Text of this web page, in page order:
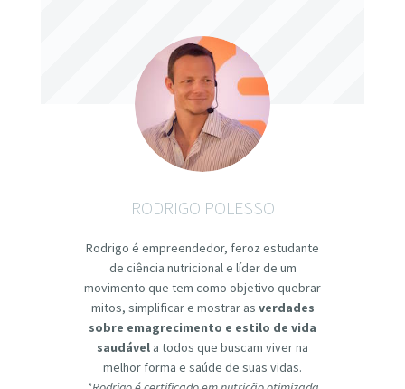
RODRIGO POLESSO
Rodrigo é empreendedor, feroz estudante
de ciência nutricional e líder de um
movimento que tem como objetivo quebrar
mitos, simplificar e mostrar as verdades
sobre emagrecimento e estilo de vida
saudável a todos que buscam viver na
melhor forma e saúde de suas vidas.